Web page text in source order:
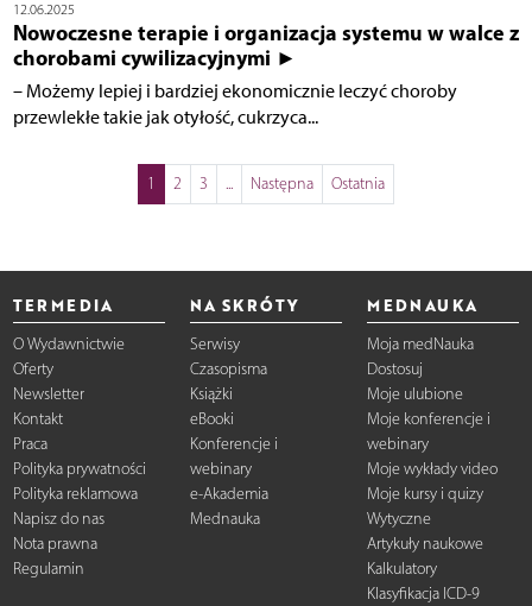
12.06.2025
Nowoczesne terapie i organizacja systemu w walce z
chorobami cywilizacyjnymi ►
– Możemy lepiej i bardziej ekonomicznie leczyć choroby
przewlekłe takie jak otyłość, cukrzyca...
1 2 3 ... Następna Ostatnia
TERMEDIA
O Wydawnictwie
Oferty
Newsletter
Kontakt
Praca
Polityka prywatności
Polityka reklamowa
Napisz do nas
Nota prawna
Regulamin
NA SKRÓTY
Serwisy
Czasopisma
Książki
eBooki
Konferencje i
webinary
e-Akademia
Mednauka
MEDNAUKA
Moja medNauka
Dostosuj
Moje ulubione
Moje konferencje i
webinary
Moje wykłady video
Moje kursy i quizy
Wytyczne
Artykuły naukowe
Kalkulatory
Klasyfikacja ICD-9